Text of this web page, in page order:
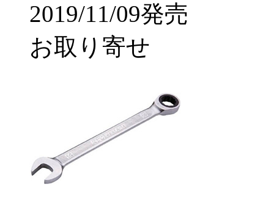
2019/11/09発売
お取り寄せ